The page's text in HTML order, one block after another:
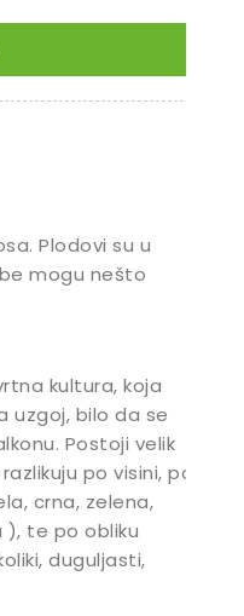
Plodovi su u
mogu nešto
kultura, koja
uzgoj, bilo da se
Postoji velik
po visini, po
crna, zelena,
te po obliku
duguljasti,